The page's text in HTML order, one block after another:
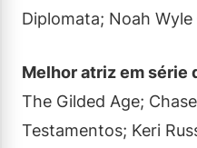
Diplomata; Noah Wyle
Melhor atriz em série
The Gilded Age;
Testamentos; Keri